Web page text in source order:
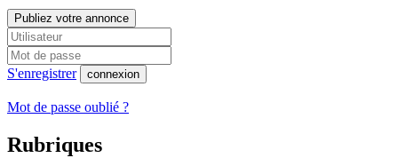
Publiez votre annonce
S'enregistrer connexion
Mot de passe oublié ?
Rubriques